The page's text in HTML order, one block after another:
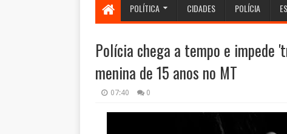
POLÍTICA CIDADES POLÍCIA
Polícia chega a tempo e impede
menina de 15 anos no MT
07:40 0